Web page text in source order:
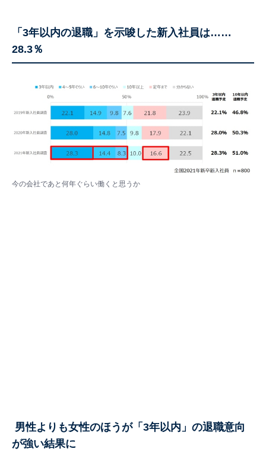
「3年以内の退職」を示唆した新入社員は……
28.3％
今の会社であと何年ぐらい働くと思うか
男性よりも女性のほうが「3年以内」の退職意向
が強い結果に